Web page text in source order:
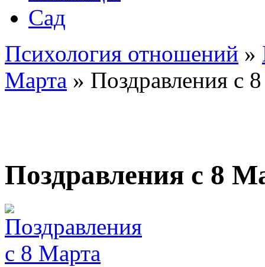
Сад
Психология отношений »
Марта » Поздравления с
Поздравления с 8